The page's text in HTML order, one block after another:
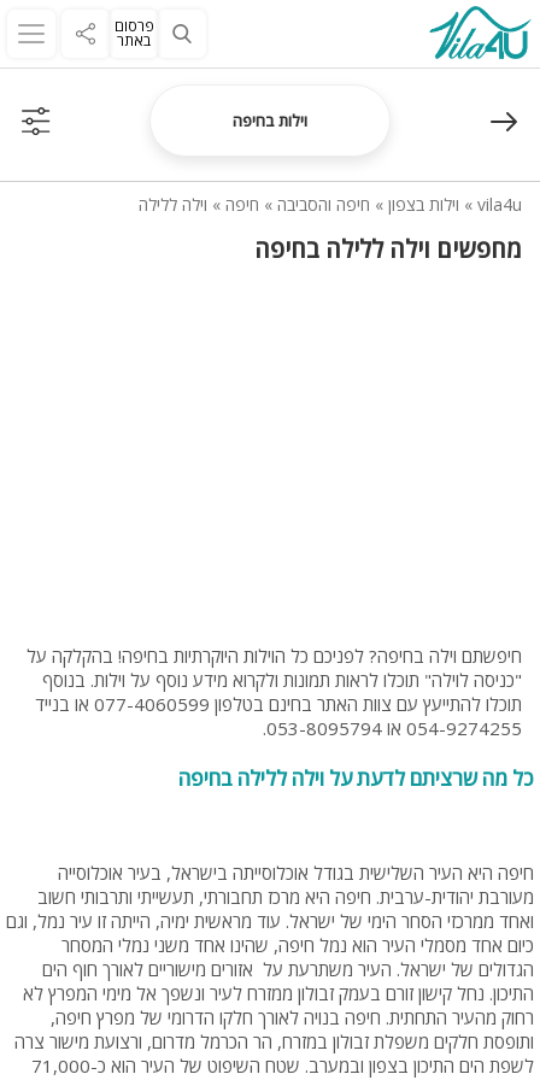
פרסום
באתר
וילות בחיפה
vila4u
» וילות בצפון » חיפה והסביבה » חיפה » וילה ללילה
מחפשים וילה ללילה בחיפה
חיפשתם וילה בחיפה? לפניכם כל הוילות היוקרתיות בחיפה! בהקלקה על
"כניסה לוילה" תוכלו לראות תמונות ולקרוא מידע נוסף על וילות. בנוסף
תוכלו להתייעץ עם צוות האתר בחינם בטלפון 077-4060599 או בנייד
054-9274255 או 053-8095794.
כל מה שרציתם לדעת על וילה ללילה בחיפה
חיפה היא העיר השלישית בגודל אוכלוסייתה בישראל, בעיר אוכלוסייה
מעורבת יהודית-ערבית. חיפה היא מרכז תחבורתי, תעשייתי ותרבותי חשוב
ואחד ממרכזי הסחר הימי של ישראל. עוד מראשית ימיה, הייתה זו עיר נמל, וגם
כיום אחד מסמלי העיר הוא נמל חיפה, שהינו אחד משני נמלי המסחר
הגדולים של ישראל. העיר משתרעת על אזורים מישוריים לאורך חוף הים
התיכון. נחל קישון זורם בעמק זבולון ממזרח לעיר ונשפך אל מימי המפרץ לא
רחוק מהעיר התחתית. חיפה בנויה לאורך חלקו הדרומי של מפרץ חיפה,
ותופסת חלקים משפלת זבולון במזרח, הר הכרמל מדרום, ורצועת מישור צרה
לשפת הים התיכון בצפון ובמערב. שטח השיפוט של העיר הוא כ-71,000